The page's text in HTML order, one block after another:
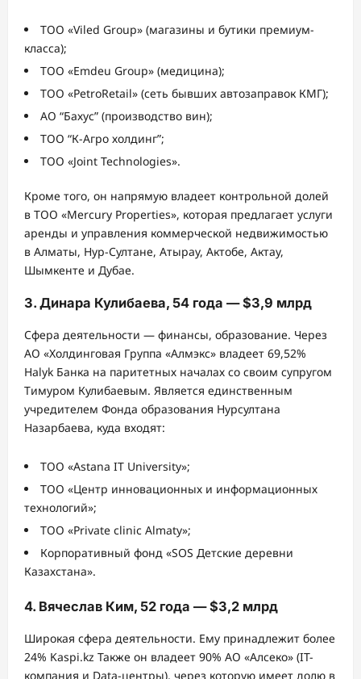
ТОО «Viled Group» (магазины и бутики премиум-
класса);
ТОО «Emdeu Group» (медицина);
ТОО «PetroRetail» (сеть бывших автозаправок КМГ);
АО “Бахус” (производство вин);
ТОО “К-Агро холдинг”;
ТОО «Joint Technologies».
Кроме того, он напрямую владеет контрольной долей
в ТОО «Mercury Properties», которая предлагает услуги
аренды и управления коммерческой недвижимостью
в Алматы, Нур-Султане, Атырау, Актобе, Актау,
Шымкенте и Дубае.
3. Динара Кулибаева, 54 года — $3,9 млрд
Сфера деятельности — финансы, образование. Через
АО «Холдинговая Группа «Алмэкс» владеет 69,52%
Halyk Банка на паритетных началах со своим супругом
Тимуром Кулибаевым. Является единственным
учредителем Фонда образования Нурсултана
Назарбаева, куда входят:
ТОО «Astana IT University»;
ТОО «Центр инновационных и информационных
технологий»;
ТОО «Private clinic Almaty»;
Корпоративный фонд «SOS Детские деревни
Казахстана».
4. Вячеслав Ким, 52 года — $3,2 млрд
Широкая сфера деятельности. Ему принадлежит более
24% Kaspi.kz Также он владеет 90% АО «Алсеко» (IT-
компания и Data-центры), через которую имеет долю в